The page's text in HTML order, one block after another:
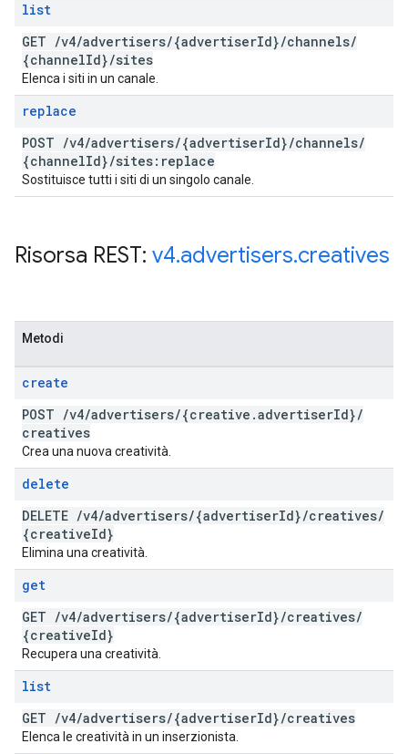
list
GET /v4/advertisers/{advertiserId}/channels/
{channelId}/sites
Elenca i siti in un canale.
replace
POST /v4/advertisers/{advertiserId}/channels/
{channelId}/sites:replace
Sostituisce tutti i siti di un singolo canale.
Risorsa REST: v4.advertisers.creatives
Metodi
create
POST /v4/advertisers/{creative .advertiserId}/
creatives
Crea una nuova creatività.
delete
DELETE /v4/advertisers/{advertiserId}/creatives/
{creativeId}
Elimina una creatività.
get
GET /v4/advertisers/{advertiserId}/creatives/
{creativeId}
Recupera una creatività.
list
GET /v4/advertisers/{advertiserId}/creatives
Elenca le creatività in un inserzionista.